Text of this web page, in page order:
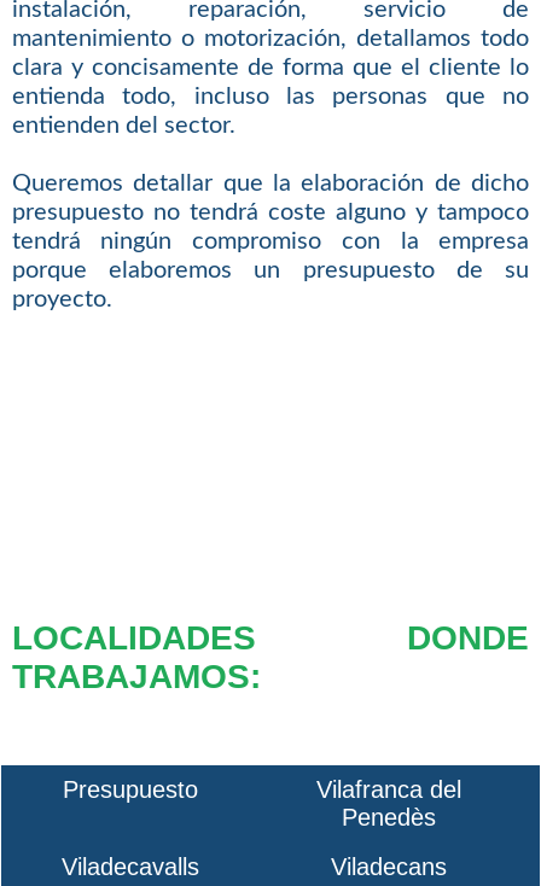
instalación, reparación, servicio de
mantenimiento o motorización, detallamos todo
clara y concisamente de forma que el cliente lo
entienda todo, incluso las personas que no
entienden del sector.
Queremos detallar que la elaboración de dicho
presupuesto no tendrá coste alguno y tampoco
tendrá ningún compromiso con la empresa
porque elaboremos un presupuesto de su
proyecto.
LOCALIDADES DONDE
TRABAJAMOS:
Presupuesto
Vilafranca del
Penedès
Viladecavalls
Viladecans